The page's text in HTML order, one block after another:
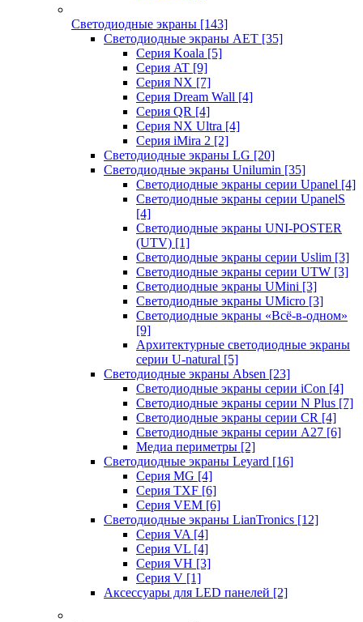
Светодиодные экраны [143]
Светодиодные экраны AET [35]
Cерия Koala [5]
Серия AT [9]
Серия NX [7]
Серия Dream Wall [4]
Серия QR [4]
Серия NX Ultra [4]
Серия iMira 2 [2]
Светодиодные экраны LG [20]
Светодиодные экраны Unilumin [35]
Светодиодные экраны серии Upanel [4]
Светодиодные экраны серии UpanelS
[4]
Светодиодные экраны UNI-POSTER
(UTV) [1]
Светодиодные экраны серии Uslim [3]
Светодиодные экраны серии UTW [3]
Светодиодные экраны UMini [3]
Светодиодные экраны UMicro [3]
Светодиодные экраны «Всё-в-одном»
[9]
Архитектурные светодиодные экраны
серии U-natural [5]
Светодиодные экраны Absen [23]
Светодиодные экраны серии iCon [4]
Светодиодные экраны серии N Plus [7]
Светодиодные экраны серии CR [4]
Светодиодные экраны серии А27 [6]
Медиа периметры [2]
Светодиодные экраны Leyard [16]
Серия MG [4]
Серия TXF [6]
Серия VEM [6]
Светодиодные экраны LianTronics [12]
Серия VA [4]
Серия VL [4]
Серия VH [3]
Серия V [1]
Аксессуары для LED панелей [2]